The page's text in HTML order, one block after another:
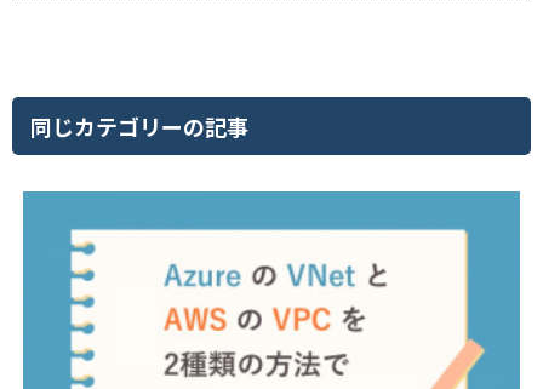
同じカテゴリーの記事